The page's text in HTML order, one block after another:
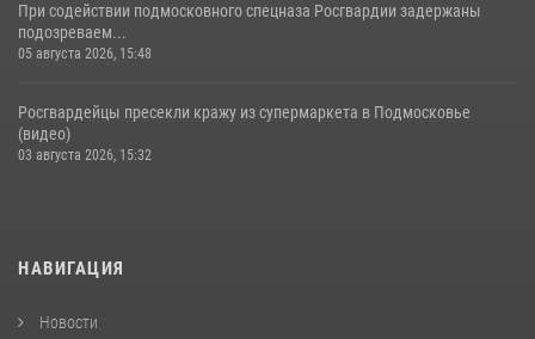
При содействии подмосковного спецназа Росгвардии задержаны
подозреваем...
05 августа 2026, 15:48
Росгвардейцы пресекли кражу из супермаркета в Подмосковье
(видео)
03 августа 2026, 15:32
НАВИГАЦИЯ
Новости